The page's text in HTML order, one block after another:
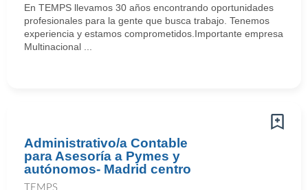
En TEMPS llevamos 30 años encontrando oportunidades
profesionales para la gente que busca trabajo. Tenemos
experiencia y estamos comprometidos.Importante empresa
Multinacional ...
Administrativo/a Contable
para Asesoría a Pymes y
autónomos- Madrid centro
TEMPS